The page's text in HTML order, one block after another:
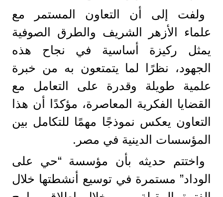
ولفت إلى أن التعاون المستمر مع
علماء الأزهر الشريف والطرق الصوفية
يمثل ركيزة أساسية في نجاح هذه
الجهود، نظرًا لما يتمتعون به من خبرة
علمية طويلة وقدرة على التعامل مع
القضايا الفكرية المعاصرة، مؤكدًا أن هذا
التعاون يعكس نموذجًا مهمًا للتكامل بين
المؤسسات الدينية في مصر.
واختتم حديثه بأن مؤسسة “حي على
الوداد” مستمرة في توسيع أنشطتها خلال